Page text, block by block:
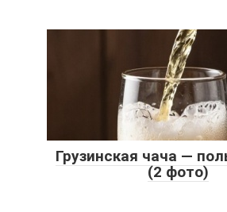
Грузинская чача —
(2 фото)